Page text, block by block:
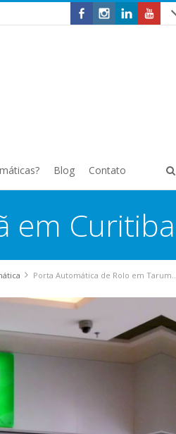
Blog Contato
em Curitiba
Porta Automática de Rolo em Tarumã em Curitiba